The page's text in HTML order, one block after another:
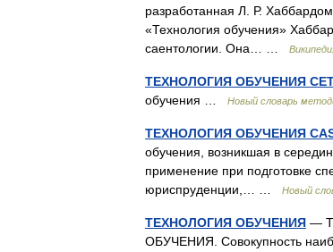
разработанная Л. Р.
«Технология обучения»
саентологии. Она… …
ТЕХНОЛОГИЯ ОБУЧЕНИЯ
обучения …
Новый словарь
ТЕХНОЛОГИЯ ОБУЧЕНИЯ
обучения, возникшая в
применение при подготовке
юриспруденции,… …
Новый
ТЕХНОЛОГИЯ ОБУЧЕНИЯ —
ОБУЧЕНИЯ. Совокупность